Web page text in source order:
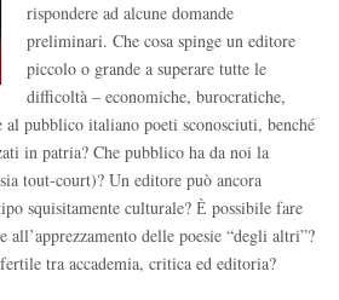
rispondere ad alcune domande
preliminari. Che cosa spinge un editore
piccolo o grande a superare tutte le
difficoltà – economiche, burocratiche,
pubblico italiano poeti sconosciuti, benché
in patria? Che pubblico ha da noi la
tout-court)? Un editore può ancora
squisitamente culturale? Ѐ possibile fare
delle poesie “degli altri”?
tra accademia, critica ed editoria?